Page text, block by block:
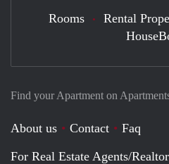
Find your Apartment on
About us Contact
Faq
For Real Estate Agents/
Rooms Rental